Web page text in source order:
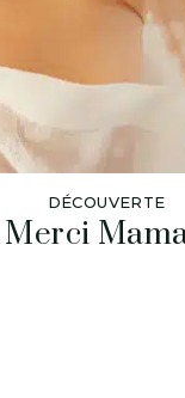
DÉCOUVERTE
Merci